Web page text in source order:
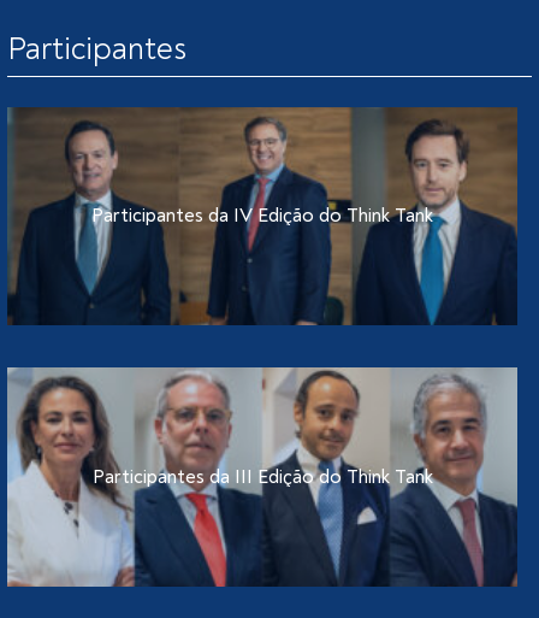
Participantes
Participantes da IV Edição do Think Tank
Participantes da III Edição do Think Tank